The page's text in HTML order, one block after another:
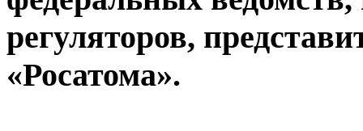
регуляторов,
«Росатома».